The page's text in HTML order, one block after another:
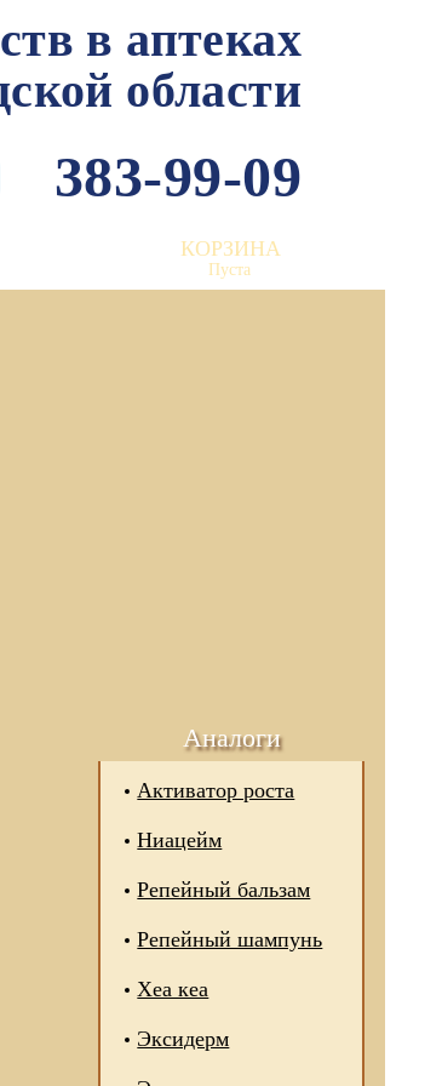
в аптеках
области
383-99-09
КОРЗИНА
Пуста
Аналоги
Активатор роста
Ниацейм
Репейный бальзам
Репейный шампунь
Хеа кеа
Эксидерм